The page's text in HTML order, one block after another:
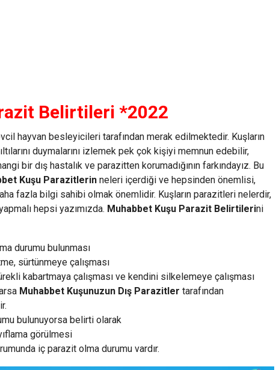
Belirtileri *2022
hayvan besleyicileri tarafından merak edilmektedir. Kuşların
duymalarını izlemek pek çok kişiyi memnun edebilir,
bir dış hastalık ve parazitten korumadığının farkındayız. Bu
Kuşu Parazitlerinneleri içerdiği ve hepsinden önemlisi,
fazla bilgi sahibi olmak önemlidir. Kuşların parazitleri nelerdir,
hepsi yazımızda. Muhabbet Kuşu Parazit Belirtilerini
durumu bulunması
sürtünmeye çalışması
kabartmaya çalışması ve kendini silkelemeye çalışması
Muhabbet Kuşunuzun Dış Parazitler tarafından
bulunuyorsa belirti olarak
görülmesi
iç parazit olma durumu vardır.